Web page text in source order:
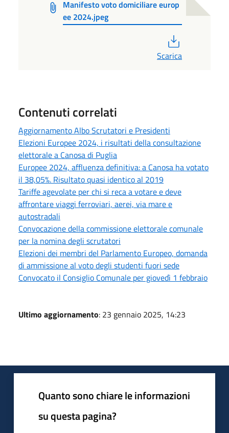
Manifesto voto domiciliare europ
ee 2024.jpeg
Scarica
Contenuti correlati
Aggiornamento Albo Scrutatori e Presidenti
Elezioni Europee 2024, i risultati della consultazione
elettorale a Canosa di Puglia
Europee 2024, affluenza definitiva: a Canosa ha votato
il 38,05%. Risultato quasi identico al 2019
Tariffe agevolate per chi si reca a votare e deve
affrontare viaggi ferroviari, aerei, via mare e
autostradali
Convocazione della commissione elettorale comunale
per la nomina degli scrutatori
Elezioni dei membri del Parlamento Europeo, domanda
di ammissione al voto degli studenti fuori sede
Convocato il Consiglio Comunale per giovedì 1 febbraio
Ultimo aggiornamento: 23 gennaio 2025, 14:23
Quanto sono chiare le informazioni
su questa pagina?